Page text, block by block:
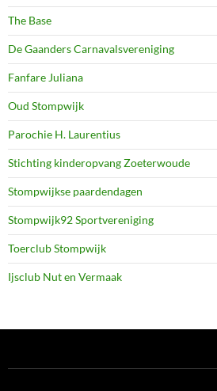
The Base
De Gaanders Carnavalsvereniging
Fanfare Juliana
Oud Stompwijk
Parochie H. Laurentius
Stichting kinderopvang Zoeterwoude
Stompwijkse paardendagen
Stompwijk92 Sportvereniging
Toerclub Stompwijk
Ijsclub Nut en Vermaak